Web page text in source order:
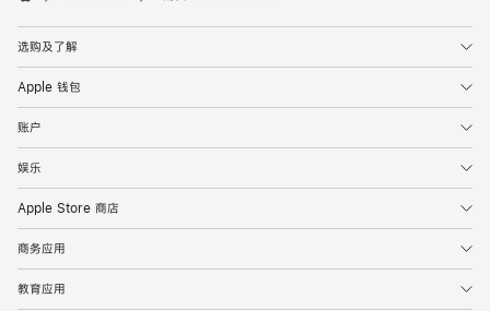
选购及了解
Apple 钱包
账户
娱乐
Apple Store 商店
商务应用
教育应用